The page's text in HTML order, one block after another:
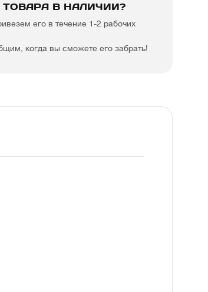
ТОВАРА В НАЛИЧИИ?
его в течение 1-2 рабочих
когда вы сможете его забрать!